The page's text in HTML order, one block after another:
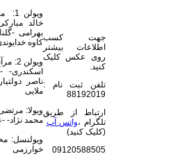
خالد
بهرامی -
کاوه
اسکندری-
ناصر
ملایی
ویولا:
محمد
ویولنسل:
خوارزمی
جهت کسب
اطلاعات بیشتر
روی عکس کلیک
کنید.
تلفن ثبت نام :
88192019
ارتباط از طریق
تلگرام ،واتس آپ
(کلیک کنید)
09120588505